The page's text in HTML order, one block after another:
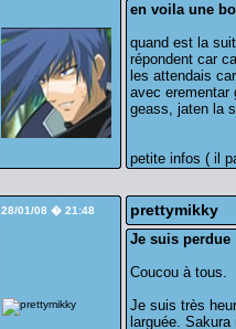
en voila une
quand est la
répondent car
les attendais
avec erementar
geass, jaten la
petite infos ( il
28/01/08 � 21:48 prettymikky
Je suis perdue
Coucou à tous.
Je suis très
larguée.